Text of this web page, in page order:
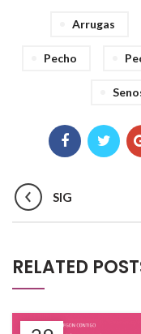
Arrugas
Pecho
SIG
RELATED